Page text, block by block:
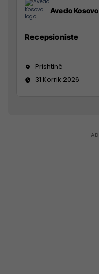
Avedo Kosovo
Recepsioniste
Prishtinë
31 Korrik 2026